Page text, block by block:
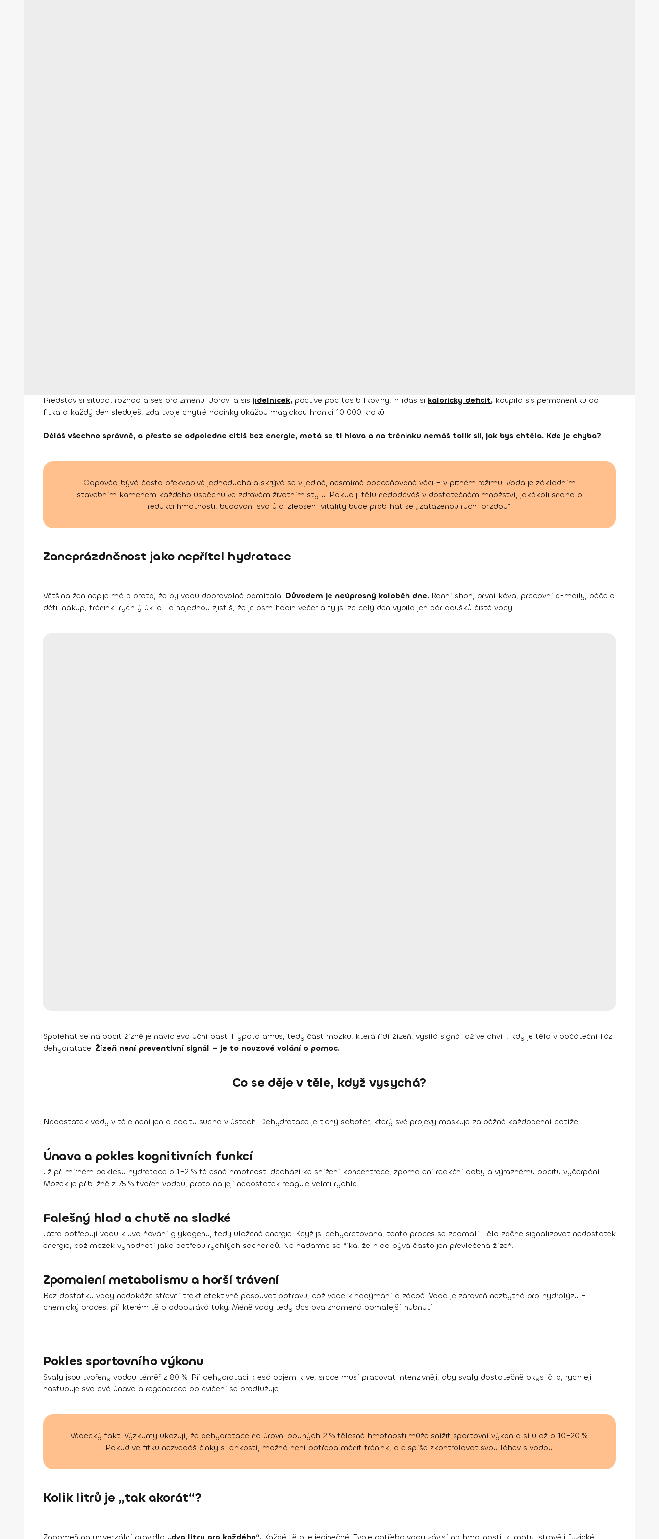
Představ si situaci: rozhodla ses pro změnu. Upravila sis jídelníček, poctivě počítáš bílkoviny, hlídáš si kalorický deficit, koupila sis permanentku do
fitka a každý den sleduješ, zda tvoje chytré hodinky ukážou magickou hranici 10 000 kroků.
Děláš všechno správně, a přesto se odpoledne cítíš bez energie, motá se ti hlava a na tréninku nemáš tolik sil, jak bys chtěla. Kde je chyba?
Odpověď bývá často překvapivě jednoduchá a skrývá se v jediné, nesmírně podceňované věci – v pitném režimu. Voda je základním
stavebním kamenem každého úspěchu ve zdravém životním stylu. Pokud ji tělu nedodáváš v dostatečném množství, jakákoli snaha o
redukci hmotnosti, budování svalů či zlepšení vitality bude probíhat se „zataženou ruční brzdou“.
Zaneprázdněnost jako nepřítel hydratace
Většina žen nepije málo proto, že by vodu dobrovolně odmítala. Důvodem je neúprosný koloběh dne. Ranní shon, první káva, pracovní e-maily, péče o
děti, nákup, trénink, rychlý úklid... a najednou zjistíš, že je osm hodin večer a ty jsi za celý den vypila jen pár doušků čisté vody.
Spoléhat se na pocit žízně je navíc evoluční past. Hypotalamus, tedy část mozku, která řídí žízeň, vysílá signál až ve chvíli, kdy je tělo v počáteční fázi
dehydratace. Žízeň není preventivní signál – je to nouzové volání o pomoc.
Co se děje v těle, když vysychá?
Nedostatek vody v těle není jen o pocitu sucha v ústech. Dehydratace je tichý sabotér, který své projevy maskuje za běžné každodenní potíže.
Únava a pokles kognitivních funkcí
Již při mírném poklesu hydratace o 1–2 % tělesné hmotnosti dochází ke snížení koncentrace, zpomalení reakční doby a výraznému pocitu vyčerpání.
Mozek je přibližně z 75 % tvořen vodou, proto na její nedostatek reaguje velmi rychle.
Falešný hlad a chutě na sladké
Játra potřebují vodu k uvolňování glykogenu, tedy uložené energie. Když jsi dehydratovaná, tento proces se zpomalí. Tělo začne signalizovat nedostatek
energie, což mozek vyhodnotí jako potřebu rychlých sacharidů. Ne nadarmo se říká, že hlad bývá často jen převlečená žízeň.
Zpomalení metabolismu a horší trávení
Bez dostatku vody nedokáže střevní trakt efektivně posouvat potravu, což vede k nadýmání a zácpě. Voda je zároveň nezbytná pro hydrolýzu –
chemický proces, při kterém tělo odbourává tuky. Méně vody tedy doslova znamená pomalejší hubnutí.
Pokles sportovního výkonu
Svaly jsou tvořeny vodou téměř z 80 %. Při dehydrataci klesá objem krve, srdce musí pracovat intenzivněji, aby svaly dostatečně okysličilo, rychleji
nastupuje svalová únava a regenerace po cvičení se prodlužuje.
Vědecký fakt: Výzkumy ukazují, že dehydratace na úrovni pouhých 2 % tělesné hmotnosti může snížit sportovní výkon a sílu až o 10–20 %.
Pokud ve fitku nezvedáš činky s lehkostí, možná není potřeba měnit trénink, ale spíše zkontrolovat svou láhev s vodou.
Kolik litrů je „tak akorát“?
Zapomeň na univerzální pravidlo „dva litry pro každého“. Každé tělo je jedinečné. Tvoje potřeba vody závisí na hmotnosti, klimatu, stravě i fyzické